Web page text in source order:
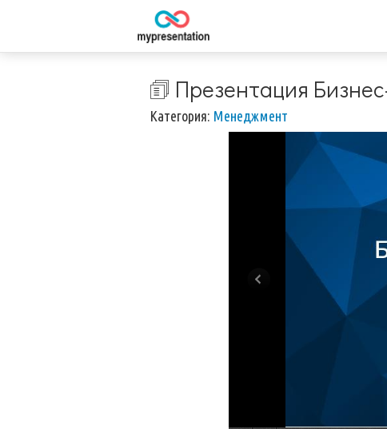
🗊 Презентация
Категория: Менеджмент